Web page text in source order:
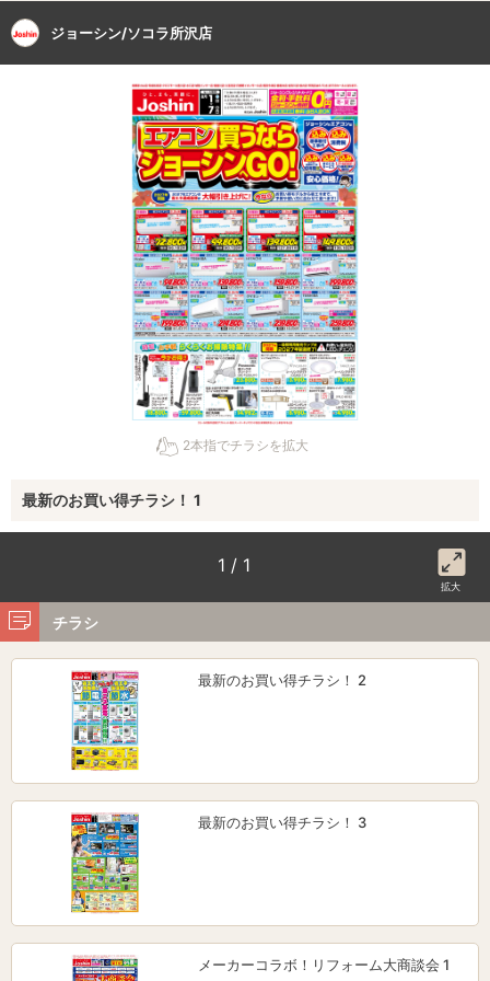
ジョーシン/ソコラ所沢店
2本指でチラシを拡大
最新のお買い得チラシ！ 1
1 / 1
拡大
チラシ
最新のお買い得チラシ！ 2
最新のお買い得チラシ！ 3
メーカーコラボ！リフォーム大商談会 1